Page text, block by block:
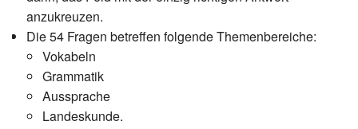
anzukreuzen.
Die 54 Fragen betreffen folgende Themenbereiche:
Vokabeln
Grammatik
Aussprache
Landeskunde.